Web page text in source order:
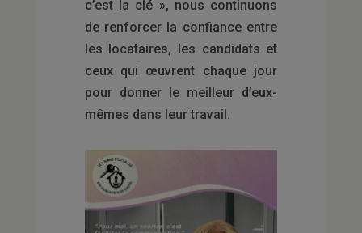
c’est la clé », nous continuons
de renforcer la confiance entre
les locataires, les candidats et
ceux qui œuvrent chaque jour
pour donner le meilleur d’eux-
mêmes dans leur travail.